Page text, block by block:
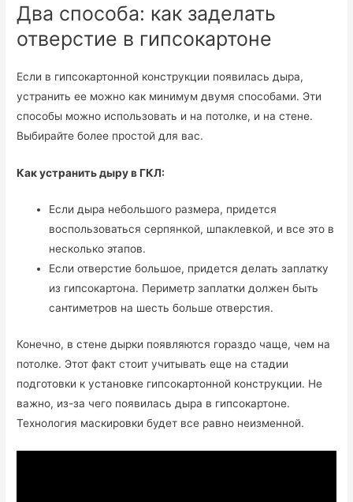
Два способа: как заделать
отверстие в гипсокартоне
Если в гипсокартонной конструкции появилась дыра,
устранить ее можно как минимум двумя способами. Эти
способы можно использовать и на потолке, и на стене.
Выбирайте более простой для вас.
Как устранить дыру в ГКЛ:
Если дыра небольшого размера, придется
воспользоваться серпянкой, шпаклевкой, и все это в
несколько этапов.
Если отверстие большое, придется делать заплатку
из гипсокартона. Периметр заплатки должен быть
сантиметров на шесть больше отверстия.
Конечно, в стене дырки появляются гораздо чаще, чем на
потолке. Этот факт стоит учитывать еще на стадии
подготовки к установке гипсокартонной конструкции. Не
важно, из-за чего появилась дыра в гипсокартоне.
Технология маскировки будет все равно неизменной.